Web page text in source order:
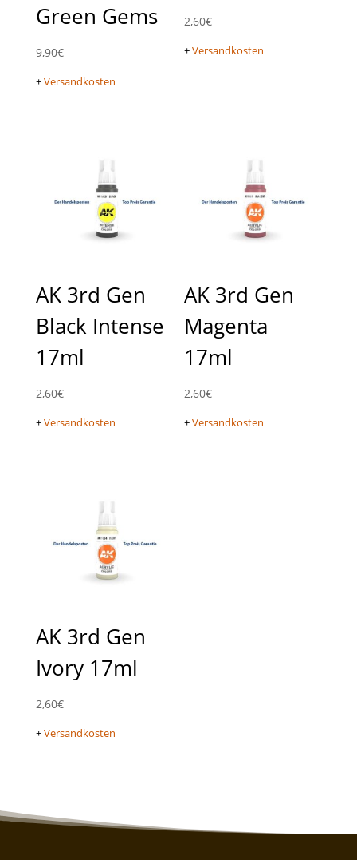
Green Gems
9,90€
+Versandkosten
2,60€
+Versandkosten
AK 3rd Gen
Black Intense
17ml
2,60€
+Versandkosten
AK 3rd Gen
Magenta
17ml
2,60€
+Versandkosten
AK 3rd Gen
Ivory 17ml
2,60€
+Versandkosten